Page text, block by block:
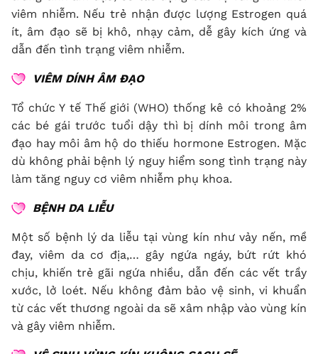
viêm nhiễm. Nếu trẻ nhận được lượng Estrogen quá
ít, âm đạo sẽ bị khô, nhạy cảm, dễ gây kích ứng và
dẫn đến tình trạng viêm nhiễm.
VIÊM DÍNH ÂM ĐẠO
Tổ chức Y tế Thế giới (WHO) thống kê có khoảng 2%
các bé gái trước tuổi dậy thì bị dính môi trong âm
đạo hay môi âm hộ do thiếu hormone Estrogen. Mặc
dù không phải bệnh lý nguy hiểm song tình trạng này
làm tăng nguy cơ viêm nhiễm phụ khoa.
BỆNH DA LIỄU
Một số bệnh lý da liễu tại vùng kín như vảy nến, mề
đay, viêm da cơ địa,… gây ngứa ngáy, bứt rứt khó
chịu, khiến trẻ gãi ngứa nhiều, dẫn đến các vết trầy
xước, lở loét. Nếu không đảm bảo vệ sinh, vi khuẩn
từ các vết thương ngoài da sẽ xâm nhập vào vùng kín
và gây viêm nhiễm.